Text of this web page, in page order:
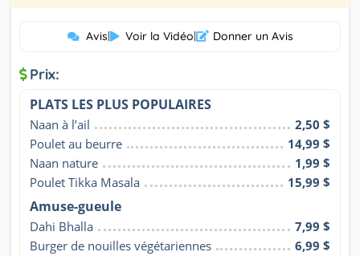
Avis| Voir la Vidéo| Donner un Avis
Prix:
PLATS LES PLUS POPULAIRES
Naan à l’ail
2,50 $
Poulet au beurre
14,99 $
Naan nature
1,99 $
Poulet Tikka Masala
15,99 $
Amuse-gueule
Dahi Bhalla
7,99 $
Burger de nouilles végétariennes
6,99 $